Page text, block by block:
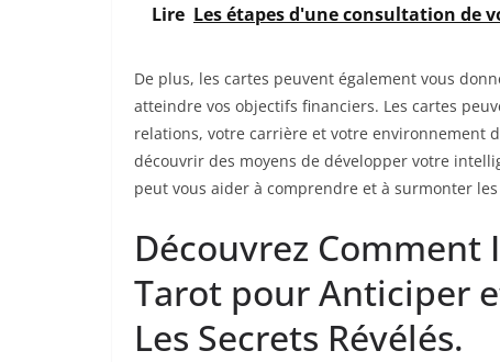
Lire Les étapes d'une consultation de
De plus, les cartes peuvent également vous
atteindre vos objectifs financiers. Les cartes
relations, votre carrière et votre environnement
découvrir des moyens de développer votre
peut vous aider à comprendre et à surmonter
Découvrez
Tarot pour Anticiper
Les Secrets Révélés.